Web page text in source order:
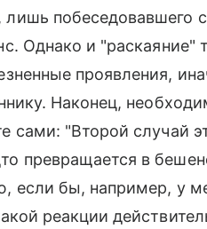
лишь
Однако и
проявления,
Наконец,
сами: "Второй случай
превращается в
если бы, например, у
реакции